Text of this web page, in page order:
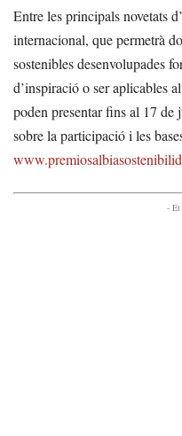
Entre les principals novetats
internacional, que permetrà
sostenibles desenvolupades
d’inspiració o ser aplicables
poden presentar fins al 17
sobre la participació i les
- Et